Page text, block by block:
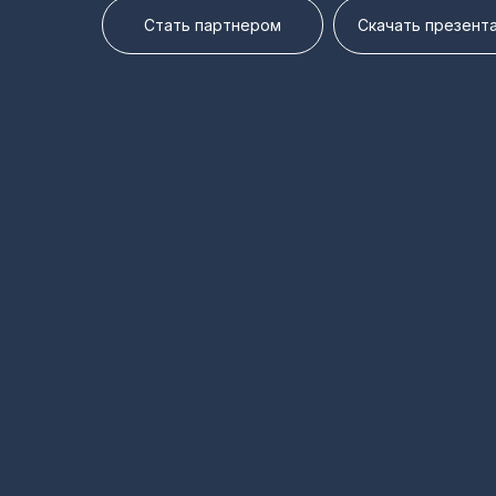
Стать партнером Скачать